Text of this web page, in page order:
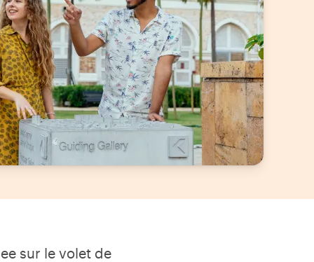
sur le volet de